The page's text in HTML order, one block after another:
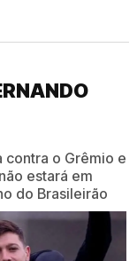
o Grêmio e
estará em
do Brasileirão